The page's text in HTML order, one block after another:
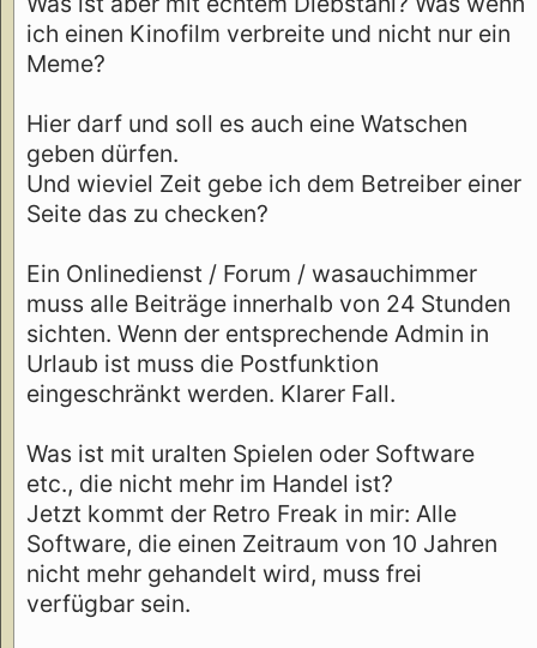
ich einen Kinofilm verbreite und nicht nur ein
Meme?
Hier darf und soll es auch eine Watschen
geben dürfen.
Und wieviel Zeit gebe ich dem Betreiber einer
Seite das zu checken?
Ein Onlinedienst / Forum / wasauchimmer
muss alle Beiträge innerhalb von 24 Stunden
sichten. Wenn der entsprechende Admin in
Urlaub ist muss die Postfunktion
eingeschränkt werden. Klarer Fall.
Was ist mit uralten Spielen oder Software
etc., die nicht mehr im Handel ist?
Jetzt kommt der Retro Freak in mir: Alle
Software, die einen Zeitraum von 10 Jahren
nicht mehr gehandelt wird, muss frei
verfügbar sein.